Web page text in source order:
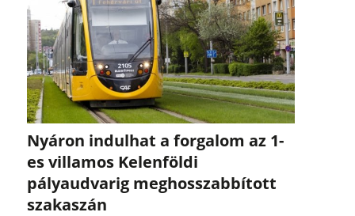
Nyáron indulhat a forgalom az 1-
es villamos Kelenföldi
pályaudvarig meghosszabbított
szakaszán